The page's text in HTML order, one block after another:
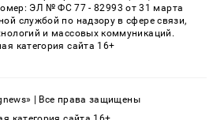
ЭЛ № ФС 77 - 82993 от 31 марта
службой по надзору в сфере связи,
и массовых коммуникаций.
категория сайта 16+
| Все права защищены